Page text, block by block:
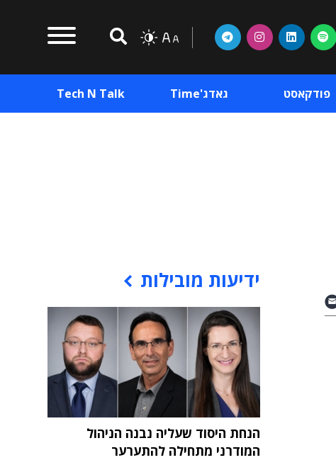
פודקאסט גאדג'Time Tech N Talk
ידיעות מובילות
הנחת היסוד שעליה נבנה הניהול
המודרני מתחילה להתערער